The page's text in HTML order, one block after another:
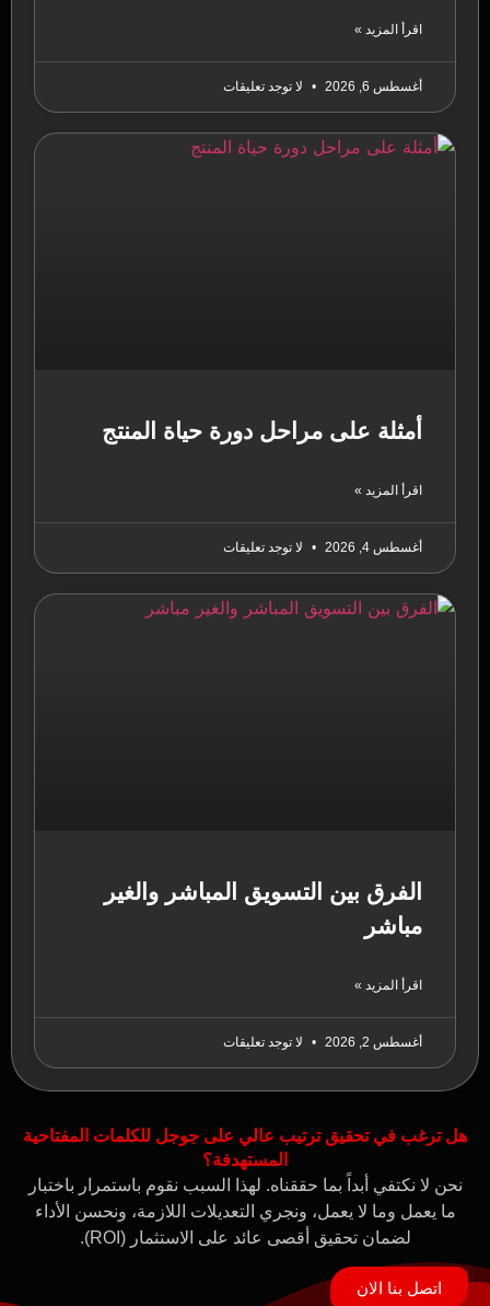
اقرأ المزيد »
أغسطس 6, 2026 لا توجد تعليقات
أمثلة على مراحل دورة حياة المنتج
اقرأ المزيد »
أغسطس 4, 2026 لا توجد تعليقات
الفرق بين التسويق المباشر والغير
مباشر
اقرأ المزيد »
أغسطس 2, 2026 لا توجد تعليقات
هل ترغب في تحقيق ترتيب عالي على جوجل للكلمات المفتاحية
المستهدفة؟
نحن لا نكتفي أبداً بما حققناه. لهذا السبب نقوم باستمرار باختبار
ما يعمل وما لا يعمل، ونجري التعديلات اللازمة، ونحسن الأداء
لضمان تحقيق أقصى عائد على الاستثمار (ROI).
اتصل بنا الان